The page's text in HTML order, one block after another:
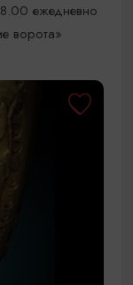
ежедневно
ворота»